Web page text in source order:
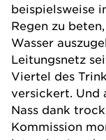
beispielsweise
Regen zu
Wasser
Leitungsnetz
Viertel des
versickert. Und
Nass dank
Kommission